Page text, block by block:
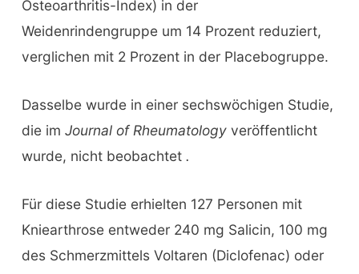
Osteoarthritis-Index) in der
Weidenrindengruppe um 14 Prozent reduziert,
verglichen mit 2 Prozent in der Placebogruppe.
Dasselbe wurde in einer sechswöchigen Studie,
die im Journal of Rheumatology veröffentlicht
wurde, nicht beobachtet .
Für diese Studie erhielten 127 Personen mit
Kniearthrose entweder 240 mg Salicin, 100 mg
des Schmerzmittels Voltaren (Diclofenac) oder